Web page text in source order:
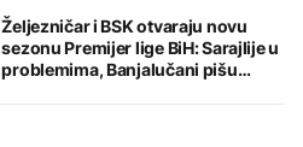
Željezničar i BSK otvaraju novu
sezonu Premijer lige BiH: Sarajlije u
problemima, Banjalučani pišu